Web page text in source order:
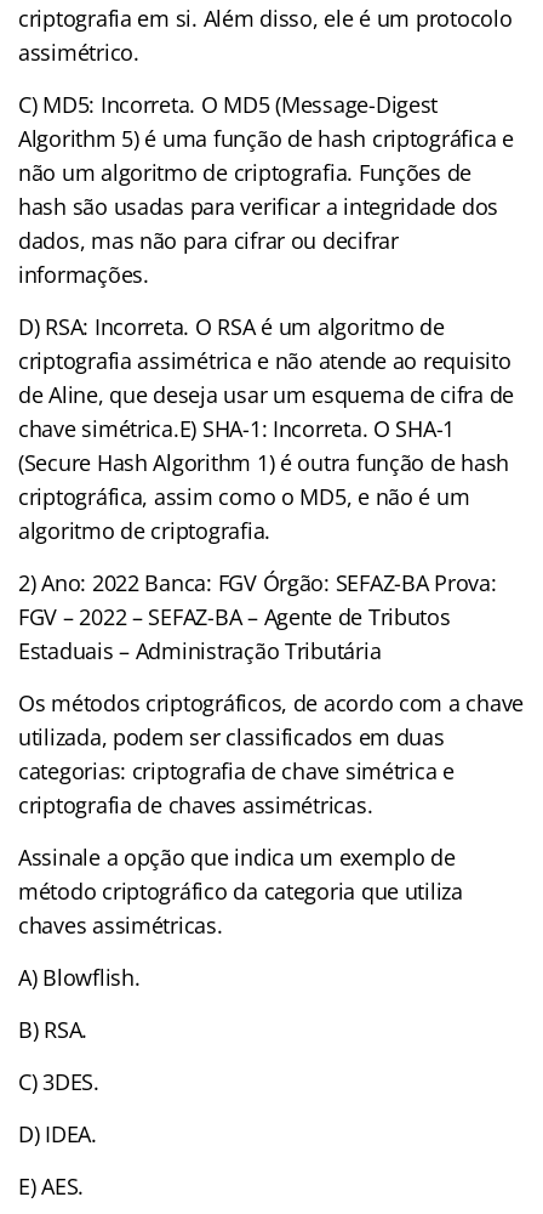
criptografia em si. Além disso, ele é um protocolo
assimétrico.
C) MD5: Incorreta. O MD5 (Message-Digest
Algorithm 5) é uma função de hash criptográfica e
não um algoritmo de criptografia. Funções de
hash são usadas para verificar a integridade dos
dados, mas não para cifrar ou decifrar
informações.
D) RSA: Incorreta. O RSA é um algoritmo de
criptografia assimétrica e não atende ao requisito
de Aline, que deseja usar um esquema de cifra de
chave simétrica.E) SHA-1: Incorreta. O SHA-1
(Secure Hash Algorithm 1) é outra função de hash
criptográfica, assim como o MD5, e não é um
algoritmo de criptografia.
2) Ano: 2022 Banca: FGV Órgão: SEFAZ-BA Prova:
FGV – 2022 – SEFAZ-BA – Agente de Tributos
Estaduais – Administração Tributária
Os métodos criptográficos, de acordo com a chave
utilizada, podem ser classificados em duas
categorias: criptografia de chave simétrica e
criptografia de chaves assimétricas.
Assinale a opção que indica um exemplo de
método criptográfico da categoria que utiliza
chaves assimétricas.
A) Blowflish.
B) RSA.
C) 3DES.
D) IDEA.
E) AES.